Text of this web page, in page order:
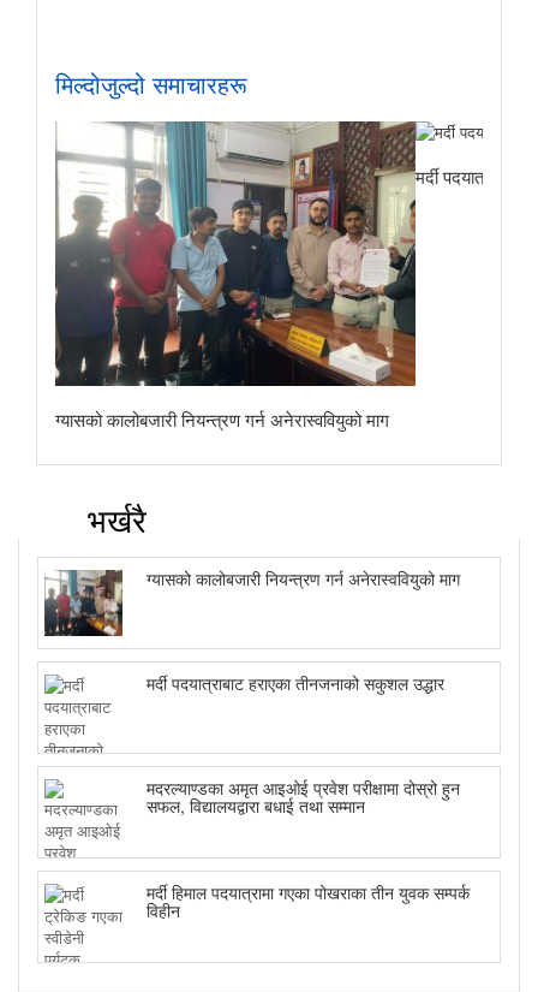
मिल्दोजुल्दो समाचारहरू
ग्यासको कालोबजारी नियन्त्रण गर्न अनेरास्ववियुको माग
मर्दी
भर्खरै
ग्यासको कालोबजारी नियन्त्रण गर्न अनेरास्ववियुको माग
मर्दी पदयात्राबाट हराएका तीनजनाको सकुशल उद्धार
मदरल्याण्डका अमृत आइओई प्रवेश परीक्षामा दोस्रो हुन
सफल, विद्यालयद्वारा बधाई तथा सम्मान
मर्दी हिमाल पदयात्रामा गएका पोखराका तीन युवक सम्पर्क
विहीन